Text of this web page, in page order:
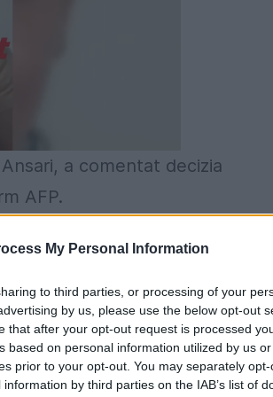
My Personal Information
to third parties, or processing of your
by us, please use the below opt-out
that after your opt-out request is processed
based on personal information utilized by us
prior to your opt-out. You may separately
by third parties on the IAB’s list of
a comentat decizia
AFP.
noaptea asupra
mulţi protestatari iranieni au
saudit din orașul
religios șiit,Nimr al-Nimr.
convențiilor internaționale.